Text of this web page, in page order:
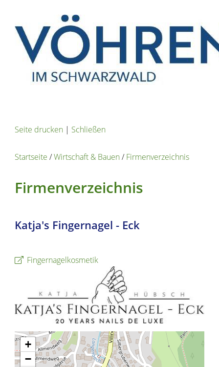
Seite drucken | Schließen
Startseite /Wirtschaft & Bauen/Firmenverzeichnis
Firmenverzeichnis
Katja's Fingernagel - Eck
Fingernagelkosmetik
+
−